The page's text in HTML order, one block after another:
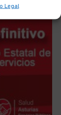
Legal